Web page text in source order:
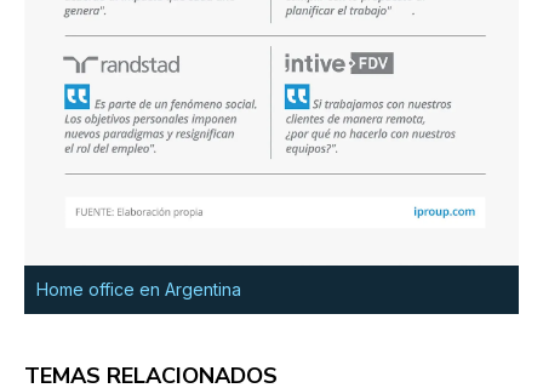
Home office en Argentina
TEMAS RELACIONADOS